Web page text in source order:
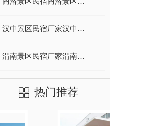
汉中景区民宿厂家汉中景区民宿价格
渭南景区民宿厂家渭南景物民宿价格
热门推荐